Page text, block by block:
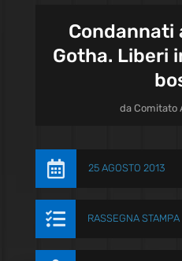
Condannati
Gotha. Liberi
daComitato
 25 AGOSTO 2013
 RASSEGNA STAMPA